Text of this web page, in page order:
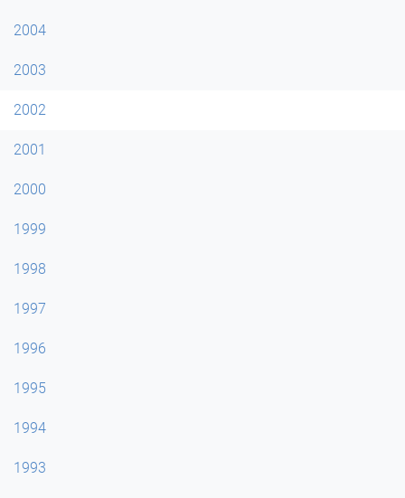
2004
2003
2002
2001
2000
1999
1998
1997
1996
1995
1994
1993